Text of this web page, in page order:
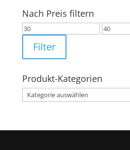
Nach Preis filtern
Min.
Max.
Filter
Produkt-Kategorien